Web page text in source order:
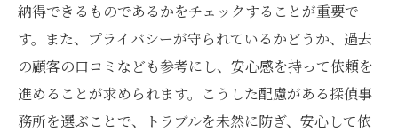
納得できるものであるかをチェックすることが重要で
す。また、プライバシーが守られているかどうか、過去
の顧客の口コミなども参考にし、安心感を持って依頼を
進めることが求められます。こうした配慮がある探偵事
務所を選ぶことで、トラブルを未然に防ぎ、安心して依